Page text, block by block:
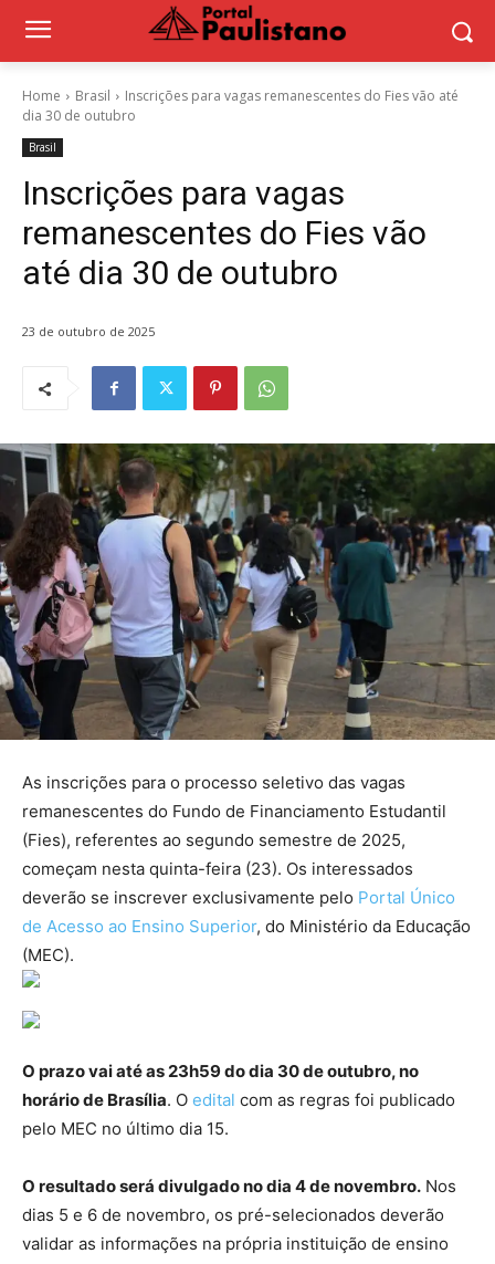
Home Brasil
Inscrições para vagas remanescentes do Fies vão até
dia 30 de outubro
Brasil
Inscrições para vagas
remanescentes do Fies vão
até dia 30 de outubro
23 de outubro de 2025
As inscrições para o processo seletivo das vagas
remanescentes do Fundo de Financiamento Estudantil
(Fies), referentes ao segundo semestre de 2025,
começam nesta quinta-feira (23). Os interessados
deverão se inscrever exclusivamente pelo Portal Único
de Acesso ao Ensino Superior, do Ministério da Educação
(MEC).
O prazo vai até as 23h59 do dia 30 de outubro, no
horário de Brasília. O edital com as regras foi publicado
pelo MEC no último dia 15.
O resultado será divulgado no dia 4 de novembro. Nos
dias 5 e 6 de novembro, os pré-selecionados deverão
validar as informações na própria instituição de ensino